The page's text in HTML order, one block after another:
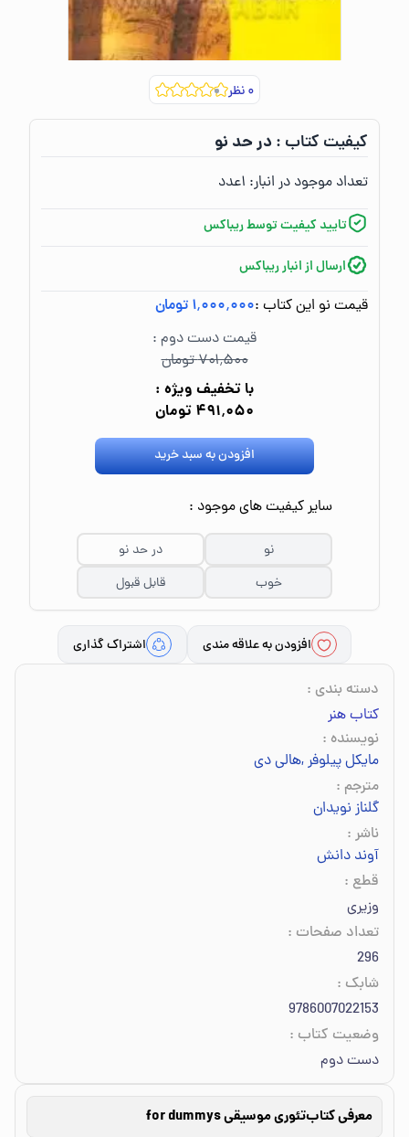
۰نظر
کیفیت کتاب :‌در حد نو
تعداد موجود در انبار:‌ ۱عدد
تایید کیفیت توسط ریباکس
ارسال از انبار ریباکس
قیمت نو این کتاب :۱٬۰۰۰٬۰۰۰ تومان
قیمت دست دوم :
۷۰۱٬۵۰۰ تومان
با تخفیف ویژه :
۴۹۱٬۰۵۰ تومان
افزودن به سبد خرید
سایر کیفیت های موجود :
نو
در حد نو
خوب
قابل قبول
افزودن به علاقه مندی اشتراک گذاری
دسته بندی :
کتاب هنر
نویسنده :
مایکل پیلوفر,هالی دی
مترجم :
گلناز نویدان
ناشر :
آوند دانش
قطع :
وزیری
تعداد صفحات :
296
شابک :
9786007022153
وضعیت کتاب :
دست دوم
معرفی کتابتئوری موسیقی for dummys